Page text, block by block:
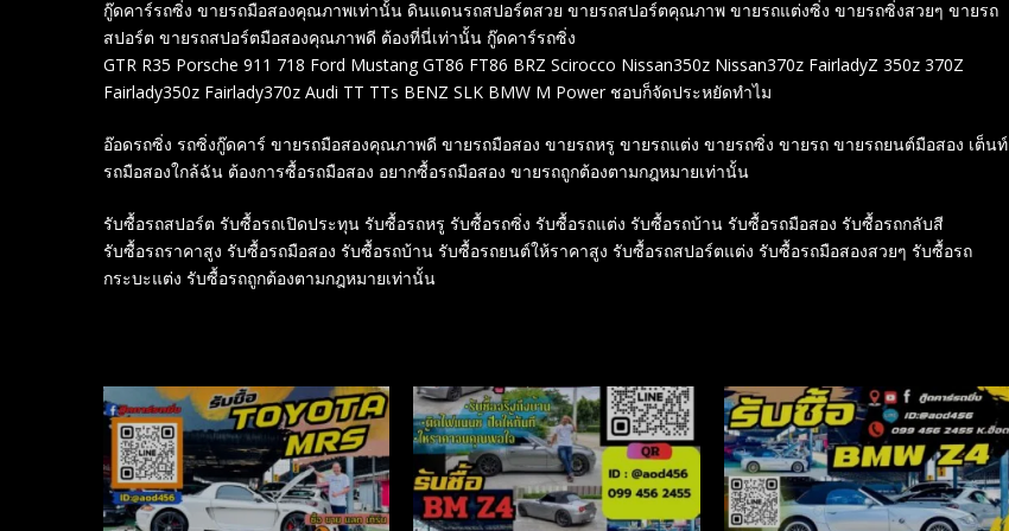
กู๊ดคาร์รถซิ่ง ขายรถมือสองคุณภาพเท่านั้น ดินแดนรถสปอร์ตสวย ขายรถสปอร์ตคุณภาพ ขายรถแต่งซิ่ง ขายรถซิ่งสวยๆ ขายรถ
สปอร์ต ขายรถสปอร์ตมือสองคุณภาพดี ต้องที่นี่เท่านั้น กู๊ดคาร์รถซิ่ง
GTR R35 Porsche 911 718 Ford Mustang GT86 FT86 BRZ Scirocco Nissan350z Nissan370z FairladyZ 350z 370Z
Fairlady350z Fairlady370z Audi TT TTs BENZ SLK BMW M Power ชอบก็จัดประหยัดทำไม
อ๊อดรถซิ่ง รถซิ่งกู๊ดคาร์ ขายรถมือสองคุณภาพดี ขายรถมือสอง ขายรถหรู ขายรถแต่ง ขายรถซิ่ง ขายรถ ขายรถยนต์มือสอง เต็นท์
รถมือสองใกล้ฉัน ต้องการซื้อรถมือสอง อยากซื้อรถมือสอง ขายรถถูกต้องตามกฎหมายเท่านั้น
รับซื้อรถสปอร์ต รับซื้อรถเปิดประทุน รับซื้อรถหรู รับซื้อรถซิ่ง รับซื้อรถแต่ง รับซื้อรถบ้าน รับซื้อรถมือสอง รับซื้อรถกลับสี
รับซื้อรถราคาสูง รับซื้อรถมือสอง รับซื้อรถบ้าน รับซื้อรถยนต์ให้ราคาสูง รับซื้อรถสปอร์ตแต่ง รับซื้อรถมือสองสวยๆ รับซื้อรถ
กระบะแต่ง รับซื้อรถถูกต้องตามกฎหมายเท่านั้น